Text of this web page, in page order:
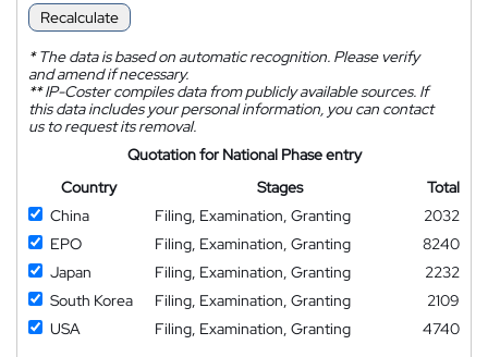
Recalculate
*The data is based on automatic recognition. Please verify
and amend if necessary.
**IP-Coster compiles data from publicly available sources. If
this data includes your personal information, you can contact
us to request its removal.
Quotation for National Phase entry
Country
Stages
Total
China
Filing, Examination, Granting
2032
EPO
Filing, Examination, Granting
8240
Japan
Filing, Examination, Granting
2232
South Korea
Filing, Examination, Granting
2109
USA
Filing, Examination, Granting
4740